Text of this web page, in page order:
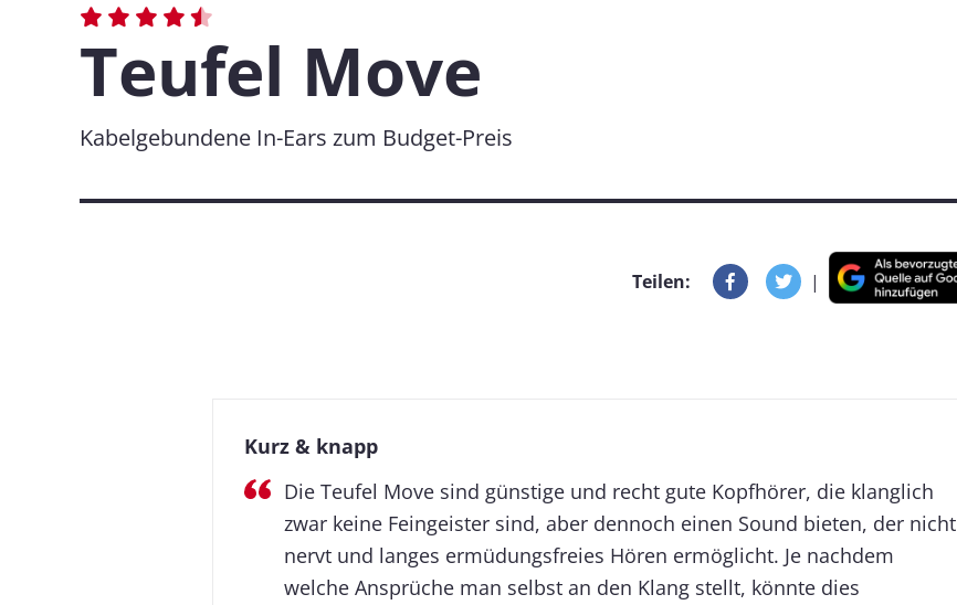
Teufel Move
Kabelgebundene In-Ears zum Budget-Preis
Teilen: |
Kurz & knapp
Die Teufel Move sind günstige und recht gute Kopfhörer, die klanglich
zwar keine Feingeister sind, aber dennoch einen Sound bieten, der nicht
nervt und langes ermüdungsfreies Hören ermöglicht. Je nachdem
welche Ansprüche man selbst an den Klang stellt, könnte dies